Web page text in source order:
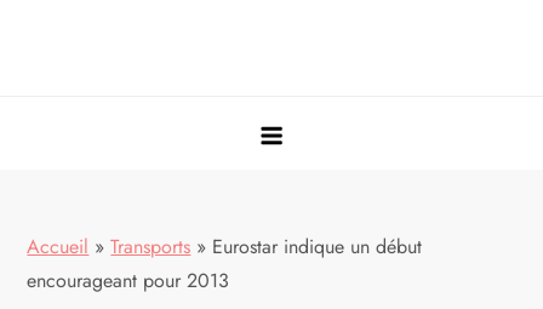
Accueil »Transports » Eurostar indique un début
encourageant pour 2013